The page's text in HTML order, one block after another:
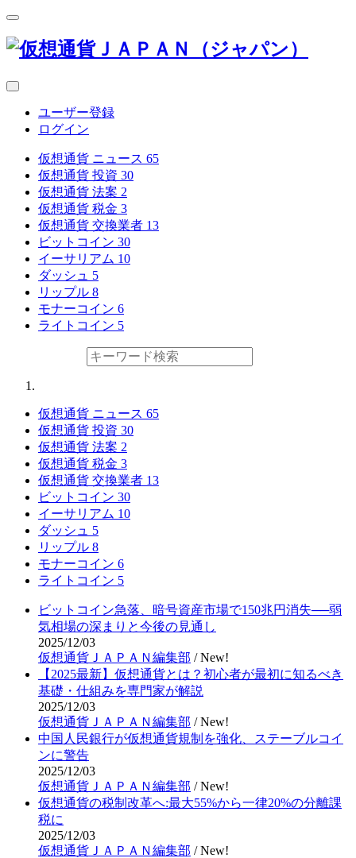
ユーザー登録
ログイン
仮想通貨 ニュース 65
仮想通貨 投資 30
仮想通貨 法案 2
仮想通貨 税金 3
仮想通貨 交換業者 13
ビットコイン 30
イーサリアム 10
ダッシュ 5
リップル 8
モナーコイン 6
ライトコイン 5
仮想通貨 ニュース 65
仮想通貨 投資 30
仮想通貨 法案 2
仮想通貨 税金 3
仮想通貨 交換業者 13
ビットコイン 30
イーサリアム 10
ダッシュ 5
リップル 8
モナーコイン 6
ライトコイン 5
ビットコイン急落、暗号資産市場で150兆円消失──弱
気相場の深まりと今後の見通し
2025/12/03
仮想通貨ＪＡＰＡＮ編集部 /New!
【2025最新】仮想通貨とは？初心者が最初に知るべき
基礎・仕組みを専門家が解説
2025/12/03
仮想通貨ＪＡＰＡＮ編集部 /New!
中国人民銀行が仮想通貨規制を強化、ステーブルコイ
ンに警告
2025/12/03
仮想通貨ＪＡＰＡＮ編集部 /New!
仮想通貨の税制改革へ:最大55%から一律20%の分離課
税に
2025/12/03
仮想通貨ＪＡＰＡＮ編集部 /New!